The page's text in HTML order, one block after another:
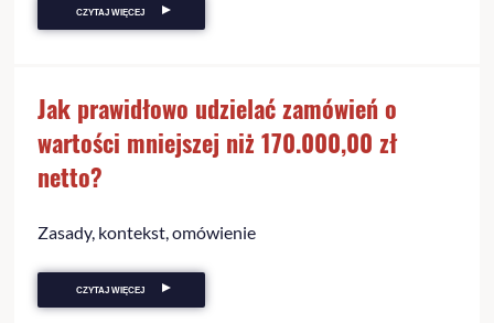
CZYTAJ WIĘCEJ
Jak prawidłowo udzielać zamówień o
wartości mniejszej niż 170.000,00 zł
netto?
Zasady, kontekst, omówienie
CZYTAJ WIĘCEJ